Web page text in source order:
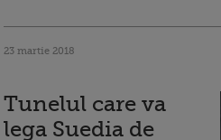
23 martie 2018
Tunelul care va
lega Suedia de